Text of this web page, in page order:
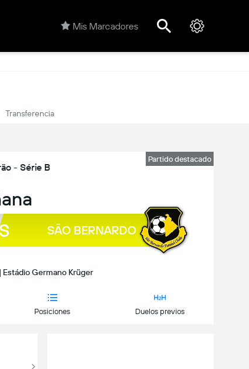
Mis Marcadores
Transferencia
Partido destacado
- Série B
SÃO BERNARDO
Estádio Germano Krüger
Posiciones Duelos previos